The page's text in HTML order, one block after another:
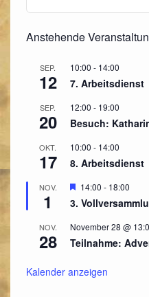
Anstehende
SEP.
12
10:00 - 14:00
7. Arbeitsdienst
SEP.
20
12:00 - 19:00
Besuch:
OKT.
17
10:00 - 14:00
8. Arbeitsdienst
NOV.
1
Hervorgehoben
14:00 - 18:00
3.
NOV.
28
November 28 @
Teilnahme:
Kalender anzeigen